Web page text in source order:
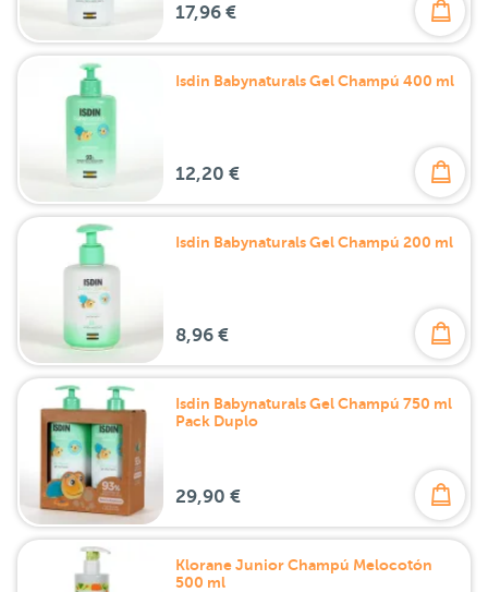
17,96 €
Isdin Babynaturals Gel Champú 400 ml
12,20 €
Isdin Babynaturals Gel Champú 200 ml
8,96 €
Isdin Babynaturals Gel Champú 750 ml
Pack Duplo
29,90 €
Klorane Junior Champú Melocotón
500 ml